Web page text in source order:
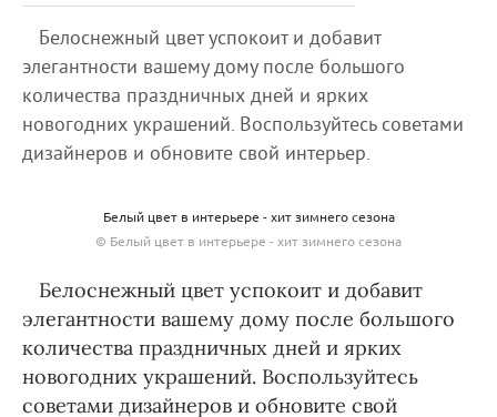
Белоснежный цвет успокоит и добавит
элегантности вашему дому после большого
количества праздничных дней и ярких
новогодних украшений. Воспользуйтесь советами
дизайнеров и обновите свой интерьер.
Белый цвет в интерьере - хит зимнего сезона
© Белый цвет в интерьере - хит зимнего сезона
Белоснежный цвет успокоит и добавит
элегантности вашему дому после большого
количества праздничных дней и ярких
новогодних украшений. Воспользуйтесь
советами дизайнеров и обновите свой